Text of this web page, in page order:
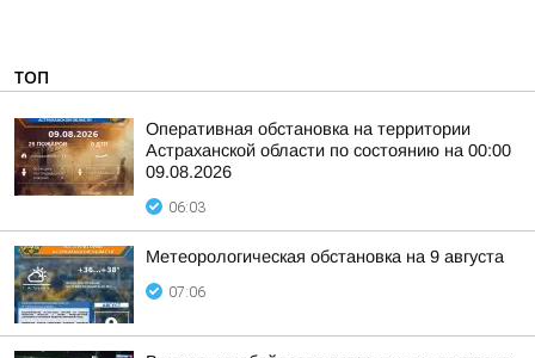
ТОП
Оперативная обстановка на территории
Астраханской области по состоянию на 00:00
09.08.2026
06:03
Метеорологическая обстановка на 9 августа
07:06